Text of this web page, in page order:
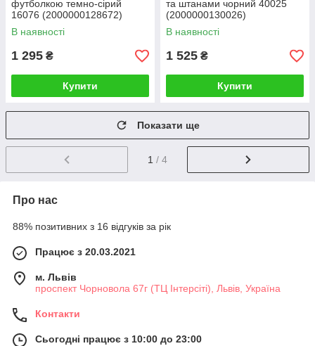
футболкою темно-сірий
16076 (2000000128672)
В наявності
1 295 ₴
Купити
та штанами чорний 40025
(2000000130026)
В наявності
1 525 ₴
Купити
Показати ще
1 / 4
Про нас
88% позитивних з 16 відгуків за рік
Працює з 20.03.2021
м. Львів
проспект Чорновола 67г (ТЦ Інтерсіті), Львів, Україна
Контакти
Сьогодні працює з 10:00 до 23:00